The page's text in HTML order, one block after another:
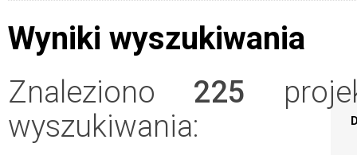
Wyniki wyszukiwania
Znaleziono 225
wyszukiwania: